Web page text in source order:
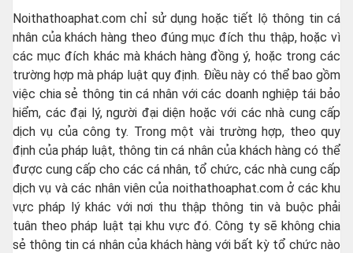
Noithathoaphat.com chỉ sử dụng hoặc tiết lộ thông tin cá
nhân của khách hàng theo đúng mục đích thu thập, hoặc vì
các mục đích khác mà khách hàng đồng ý, hoặc trong các
trường hợp mà pháp luật quy định. Điều này có thể bao gồm
việc chia sẻ thông tin cá nhân với các doanh nghiệp tái bảo
hiểm, các đại lý, người đại diện hoặc với các nhà cung cấp
dịch vụ của công ty. Trong một vài trường hợp, theo quy
định của pháp luật, thông tin cá nhân của khách hàng có thể
được cung cấp cho các cá nhân, tổ chức, các nhà cung cấp
dịch vụ và các nhân viên của noithathoaphat.com ở các khu
vực pháp lý khác với nơi thu thập thông tin và buộc phải
tuân theo pháp luật tại khu vực đó. Công ty sẽ không chia
sẻ thông tin cá nhân của khách hàng với bất kỳ tổ chức nào